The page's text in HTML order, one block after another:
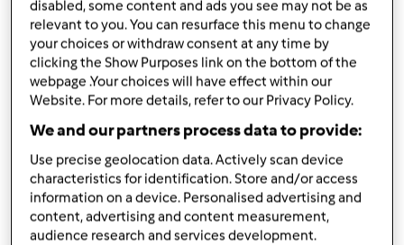
2łyżki mąki pszennej
4łyżki mąki ziemniaczanej
280gcukru
6łyżeksoku z cytryny
4jajka
250g śmietany kremówki 36%
twarogu półtłustego lub tłustego
zmielonego
600gtruskawek (lub inne owoce sezonowe),
(mogą być mrożone - wtedy nie rozmrażamy ich
wcześniej)
disabled, some content and ads you see may not be as
relevant to you. You can resurface this menu to change
your choices or withdraw consent at any time by
clicking the Show Purposes link on the bottom of the
webpage .Your choices will have effect within our
Website. For more details, refer to our Privacy Policy.
We and our partners process data to provide:
Use precise geolocation data. Actively scan device
characteristics for identification. Store and/or access
information on a device. Personalised advertising and
content, advertising and content measurement,
audience research and services development.